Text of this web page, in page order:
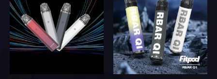
圍：
NT$300
到
NT$850
品
有
多
種
款
在
品
有
多
種
款
式。
可
在